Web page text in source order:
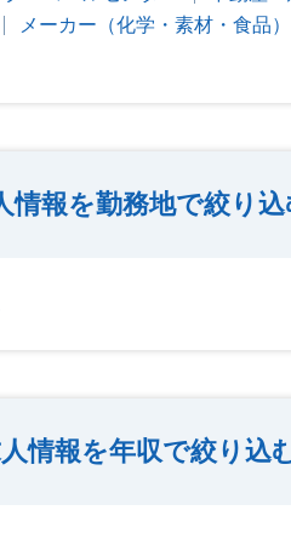
メーカー（化学・素材・食品）
情報を勤務地で絞り込
情報を年収で絞り込